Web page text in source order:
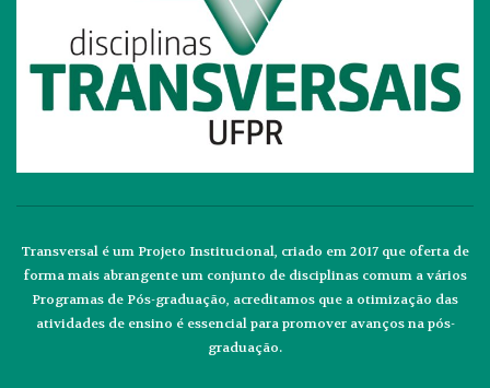
Transversal é um Projeto Institucional, criado em 2017 que oferta de
forma mais abrangente um conjunto de disciplinas comum a vários
Programas de Pós-graduação, acreditamos que a otimização das
atividades de ensino é essencial para promover avanços na pós-
graduação.